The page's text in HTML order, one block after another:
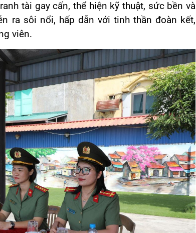
tài gay cấn, thể hiện kỹ thuật, sức bền và
ra sôi nổi, hấp dẫn với tinh thần đoàn kết,
viên.